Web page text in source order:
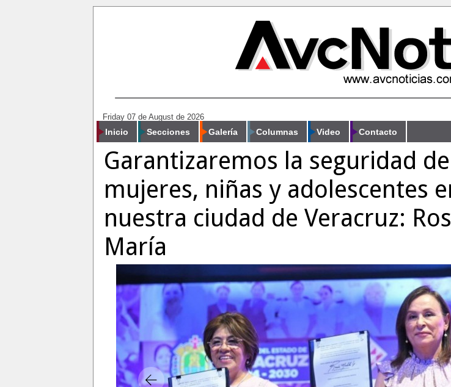
Friday 07 de August de 2026
Inicio Secciones Galería Columnas Video Contacto
Garantizaremos la seguridad de
mujeres, niñas y adolescentes
nuestra ciudad de Veracruz:
María